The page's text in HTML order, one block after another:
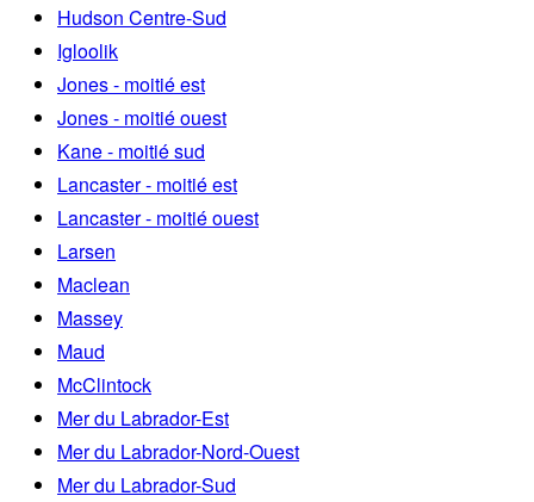
Hudson Centre-Sud
Igloolik
Jones - moitié est
Jones - moitié ouest
Kane - moitié sud
Lancaster - moitié est
Lancaster - moitié ouest
Larsen
Maclean
Massey
Maud
McClintock
Mer du Labrador-Est
Mer du Labrador-Nord-Ouest
Mer du Labrador-Sud